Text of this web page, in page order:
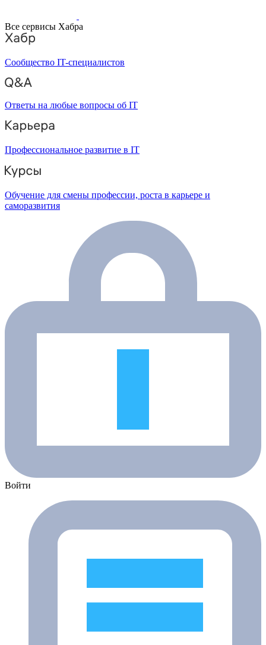
Все сервисы Хабра
Сообщество IT-специалистов
Ответы на любые вопросы об IT
Профессиональное развитие в IT
Обучение для смены профессии, роста в карьере и
саморазвития
Войти